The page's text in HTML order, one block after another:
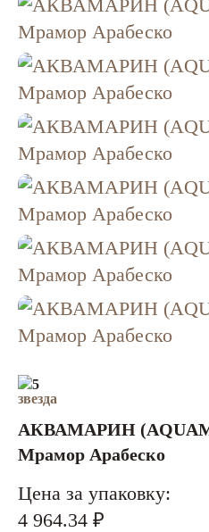
5
АКВАМАРИН
Мрамор Арабеско
Цена за упаковку:
4 964.34 ₽